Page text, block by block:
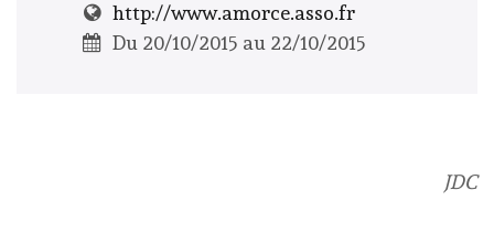
http://www.amorce.asso.fr
Du 20/10/2015 au 22/10/2015
JDC